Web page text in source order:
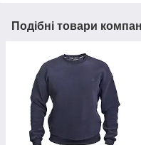
Подібні товари